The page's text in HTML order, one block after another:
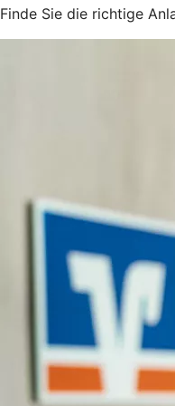
Finde Sie die richtige